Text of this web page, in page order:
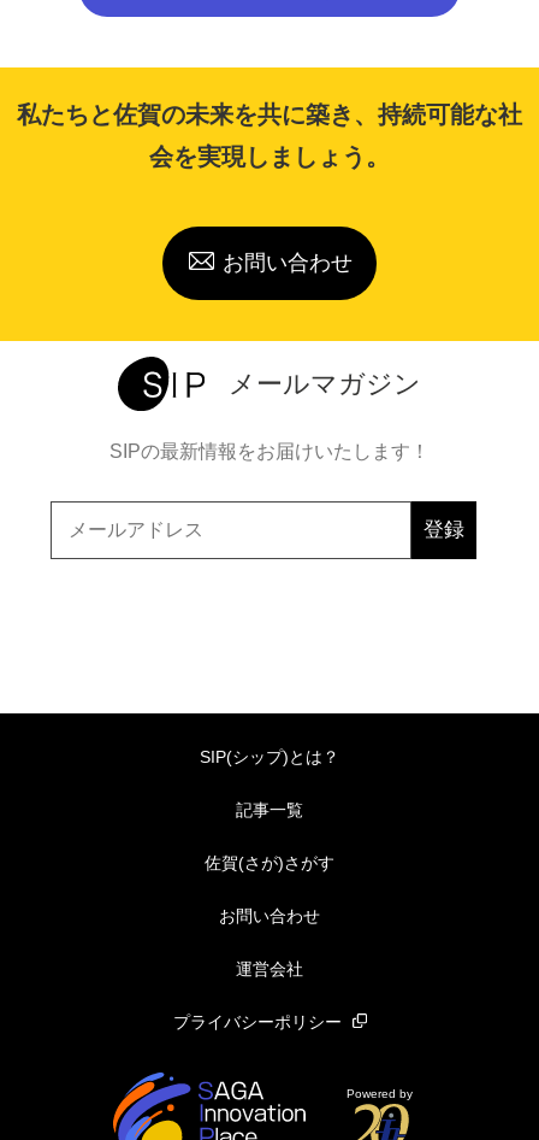
私たちと佐賀の未来を共に築き、持続可能な社
会を実現しましょう。
お問い合わせ
メールマガジン
SIPの最新情報をお届けいたします！
SIP(シップ)とは？
記事一覧
佐賀(さが)さがす
Powered by
お問い合わせ
運営会社
プライバシーポリシー